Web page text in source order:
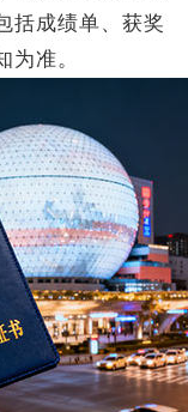
括成绩单、获奖
准。